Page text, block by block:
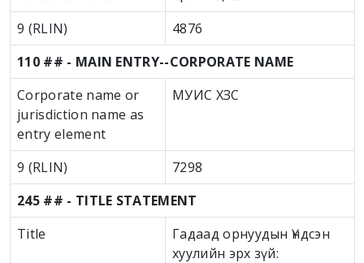
9 (RLIN)
4876
110 ## - MAIN ENTRY--CORPORATE NAME
Corporate name or
jurisdiction name as
entry element
МУИС ХЗС
9 (RLIN)
7298
245 ## - TITLE STATEMENT
Title
Гадаад орнуудын Үндсэн
хуулийн эрх зүй: